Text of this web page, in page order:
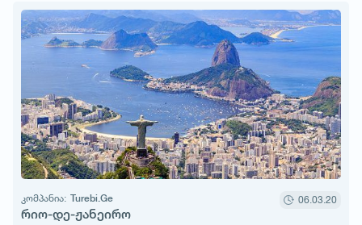
კომპანია: Turebi.Ge
რიო-დე-ჟანეირო
06.03.20